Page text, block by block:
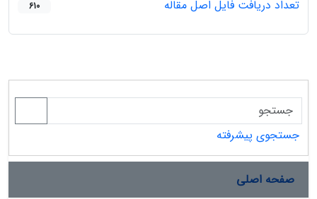
تعداد دریافت فایل اصل مقاله 610
جستجوی پیشرفته
صفحه اصلی